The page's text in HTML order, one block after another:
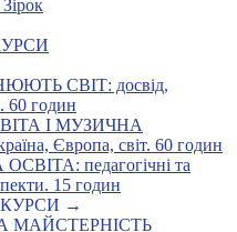
СВІТ: досвід,
60 годин
І МУЗИЧНА
Європа, світ. 60 годин
педагогічні та
15 годин
→
МАЙСТЕРНІСТЬ